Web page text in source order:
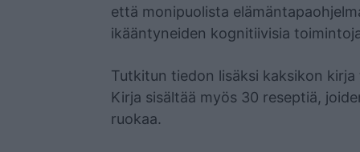
että monipuolista
ikääntyneiden kognitiivisia
Tutkitun tiedon lisäksi kaksikon
Kirja sisältää myös 30 reseptiä,
ruokaa.